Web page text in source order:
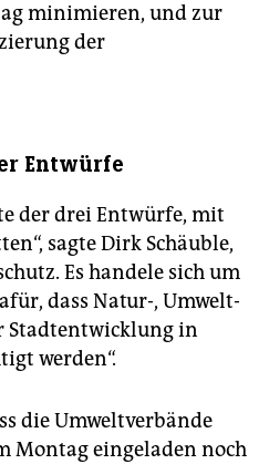
minimieren, und zur
der
Entwürfe
der drei Entwürfe, mit
sagte Dirk Schäuble,
Es handele sich um
dass Natur-, Umwelt-
Stadtentwicklung in
werden“.
die Umweltverbände
Montag eingeladen noch